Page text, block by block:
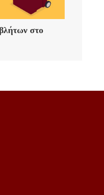
στο